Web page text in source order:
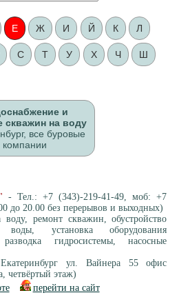
Е Ж И Й К Л
С Т У Х Ч Ш
и
скважин на воду
все буровые
компании
- Тел.: +7 (343)-219-41-49, моб: +7
до 20.00 без перерывов и выходных)
ремонт скважин, обустройство
установка оборудования
разводка гидросистемы, насосные
ул. Вайнера 55 офис
четвёртый этаж)
перейти на сайт